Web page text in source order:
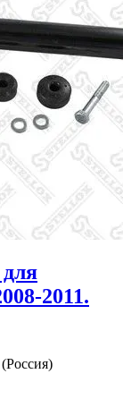
2011.